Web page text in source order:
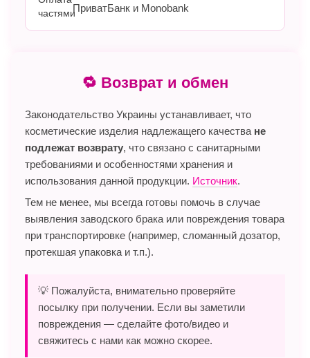
ПриватБанк и Monobank
🔁 Возврат и обмен
Законодательство Украины устанавливает, что
косметические изделия надлежащего качества не
подлежат возврату, что связано с санитарными
требованиями и особенностями хранения и
использования данной продукции. Источник.
Тем не менее, мы всегда готовы помочь в случае
выявления заводского брака или повреждения товара
при транспортировке (например, сломанный дозатор,
протекшая упаковка и т.п.).
💡 Пожалуйста, внимательно проверяйте
посылку при получении. Если вы заметили
повреждения — сделайте фото/видео и
свяжитесь с нами как можно скорее.